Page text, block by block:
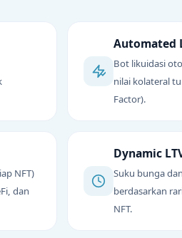
Automated
Bot likuidasi
nilai kolateral
Factor).
NFT)
dan
Dynamic
Suku bunga
berdasarkan
NFT.